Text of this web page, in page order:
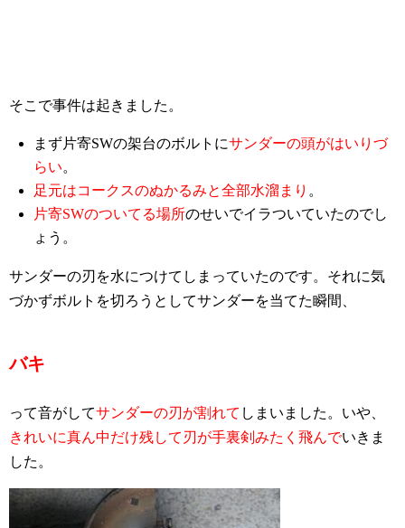
そこで事件は起きました。
まず片寄SWの架台のボルトにサンダーの頭がはいりづ
らい。
足元はコークスのぬかるみと全部水溜まり 。
片寄SWのついてる場所のせいでイラついていたのでし
ょう。
サンダーの刃を水につけてしまっていたのです。それに気
づかずボルトを切ろうとしてサンダーを当てた瞬間、
バキ
って音がしてサンダーの刃が割れて しまいました。いや、
きれいに真ん中だけ残して刃が手裏剣みたく飛んでいきま
した。